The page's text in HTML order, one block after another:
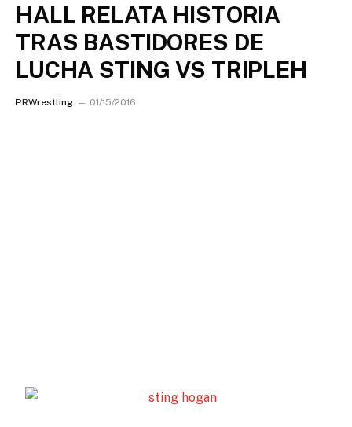
HALL RELATA HISTORIA
TRAS BASTIDORES DE
LUCHA STING VS TRIPLEH
PRWrestling 01/15/2016